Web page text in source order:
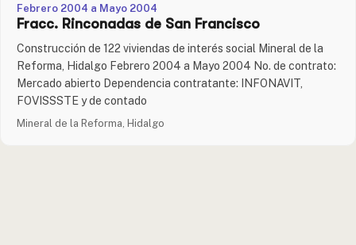
Febrero 2004 a Mayo 2004
Fracc. Rinconadas de San Francisco
Construcción de 122 viviendas de interés social Mineral de la
Reforma, Hidalgo Febrero 2004 a Mayo 2004 No. de contrato:
Mercado abierto Dependencia contratante: INFONAVIT,
FOVISSSTE y de contado
Mineral de la Reforma, Hidalgo